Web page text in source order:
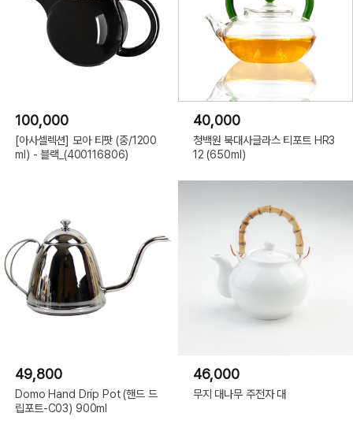
100,000
[아사셀렉션] 모아 티팟 (중/1200
ml) - 블랙_(400116806)
40,000
청백원 북대사글라스 티포트 HR3
12 (650ml)
49,800
Domo Hand Drip Pot (핸드 드
립포트-C03) 900ml
46,000
무지 대나무 주전자 대